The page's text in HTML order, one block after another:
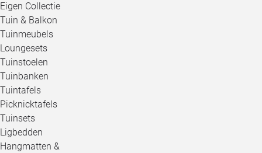
Eigen Collectie
Tuin & Balkon
Tuinmeubels
Loungesets
Tuinstoelen
Tuinbanken
Tuintafels
Picknicktafels
Tuinsets
Ligbedden
Hangmatten &